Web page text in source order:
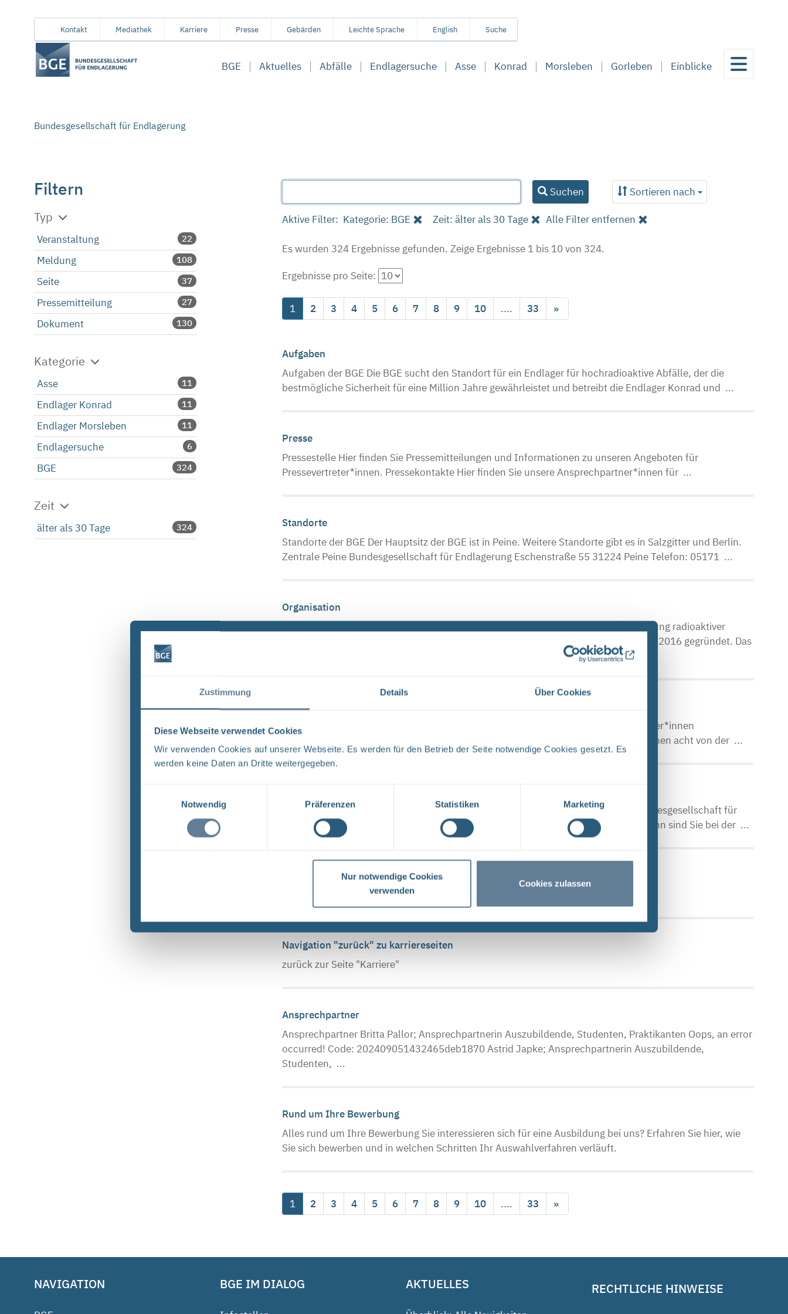
Zustimmung Details Über Cookies
Diese Webseite verwendet Cookies
Wir verwenden Cookies auf unserer Webseite. Es werden für den Betrieb der Seite notwendige Cookies gesetzt. Es
werden keine Daten an Dritte weitergegeben.
Notwendig
Präferenzen Statistiken Marketing
Nur notwendige Cookies
verwenden
Cookies zulassen
folgenden
InhaltsbereichKontakt Mediathek Karriere Presse Gebärden Leichte Sprache English Suche
BGE Aktuelles Abfälle Endlagersuche Asse Konrad Morsleben Gorleben Einblicke
Bundesgesellschaft für Endlagerung
Suchen Sortieren nach
Filtern
Typ
Veranstaltung 22
Meldung 108
Seite 37
Pressemitteilung 27
Dokument 130
Kategorie
Asse 11
Endlager Konrad 11
Endlager Morsleben 11
Endlagersuche 6
BGE 324
Zeit
älter als 30 Tage 324
Aktive Filter: Kategorie: BGE Zeit: älter als 30 Tage Alle Filter entfernen
Es wurden 324 Ergebnisse gefunden. Zeige Ergebnisse 1 bis 10 von 324.
Ergebnisse pro Seite:
1 2 3 4 5 6 7 8 9 10 .... 33 »
Aufgaben
Aufgaben der BGE Die BGE sucht den Standort für ein Endlager für hochradioaktive Abfälle, der die
bestmögliche Sicherheit für eine Million Jahre gewährleistet und betreibt die Endlager Konrad und ...
Presse
Pressestelle Hier finden Sie Pressemitteilungen und Informationen zu unseren Angeboten für
Pressevertreter*innen. Pressekontakte Hier finden Sie unsere Ansprechpartner*innen für ...
Standorte
Standorte der BGE Der Hauptsitz der BGE ist in Peine. Weitere Standorte gibt es in Salzgitter und Berlin.
Zentrale Peine Bundesgesellschaft für Endlagerung Eschenstraße 55 31224 Peine Telefon: 05171 ...
Organisation
Das Unternehmen Die BGE ist vom Bund mit den Aufgaben im Bereich der Endlagerung radioaktiver
Abfälle beauftragt. Das bundeseigene Unternehmen wurde für diesen Zweck im Juli 2016 gegründet. Das
Aufsichtsrat
Aufsichtsrat Der paritätisch aus Vertreter*innen der Anteilseignerin und Arbeitnehmer*innen
zusammengesetzte Aufsichtsrat der BGE besteht aktuell aus 16 Mitgliedern, von denen acht von der ...
Karriere bei der BGE Willkommen auf den Karriere- und Ausbildungsseiten der Bundesgesellschaft für
Endlagerung (BGE). Sie suchen einen Job mit gesellschaftlicher Verantwortung? Dann sind Sie bei der ...
Navigation "zurück" zu ausbildungsseiten
zurück zur Seite "Ausbildung"
Navigation "zurück" zu karriereseiten
zurück zur Seite "Karriere"
Ansprechpartner
Ansprechpartner Britta Pallor; Ansprechpartnerin Auszubildende, Studenten, Praktikanten Oops, an error
occurred! Code: 202409051432465deb1870 Astrid Japke; Ansprechpartnerin Auszubildende,
Studenten, ...
Rund um Ihre Bewerbung
Alles rund um Ihre Bewerbung Sie interessieren sich für eine Ausbildung bei uns? Erfahren Sie hier, wie
Sie sich bewerben und in welchen Schritten Ihr Auswahlverfahren verläuft.
1 2 3 4 5 6 7 8 9 10 .... 33 »
NAVIGATION BGE IM DIALOG AKTUELLES RECHTLICHE HINWEISE